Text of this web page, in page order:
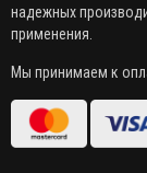
надежных
применения.
Мы принимаем к